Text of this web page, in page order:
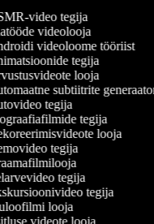
video tegija
videolooja
videoloome tööriist
tegija
looja
subtiitrite generaator
tegija
tegija
looja
tegija
tegija
tegija
looja